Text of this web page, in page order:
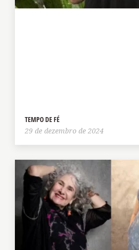
TEMPO DE FÉ
29 de dezembro de 2024